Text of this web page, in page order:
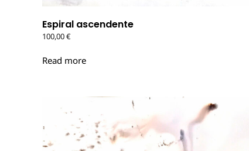
Espiral ascendente
100,00€
Read more